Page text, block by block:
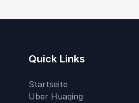
Quick Links
Startseite
Über Huaqing